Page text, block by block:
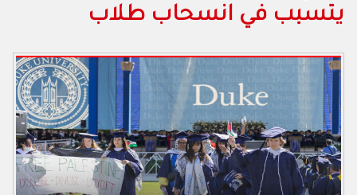
يتسبب في انسحاب طلاب